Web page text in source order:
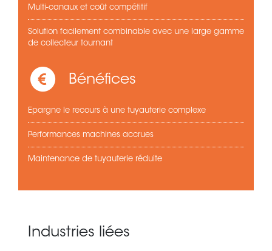
Multi-canaux et coût compétitif
Solution facilement combinable avec une large gamme
de collecteur tournant
Bénéfices
Epargne le recours à une tuyauterie complexe
Performances machines accrues
Maintenance de tuyauterie réduite
Industries liées